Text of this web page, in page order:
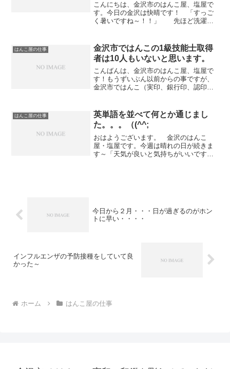
こんにちは、金沢市のはんこ屋、塩屋で
す。今日の金沢は快晴です！ 「すっご
く暑いですね～！！」 先ほど洗濯物
（笑）さて、昨日の事になりますが男性
の方から電話でお問合せ...
はんこ屋の仕事
金沢市ではんこの1級技能士取得
者は10人もいないと思います。
こんばんは、金沢市のはんこ屋、塩屋で
す！もうずいぶん以前からの事ですが、
金沢市ではんこ（実印、銀行印、認印、
の方が簡単に分かる目安として、この業
界には国家検定試験（厚...
はんこ屋の仕事
英単語を並べて何とか通じまし
た。。。（(^^;
おはようございます。 金沢のはんこ
屋・塩屋です。今週は晴れの日が続きま
す～「天気が良いと気持ちがいいです
今日から２月・・・日が過ぎるのがホン
トに早い・・・・
インフルエンザの予防接種をしていて良
かった～
ホーム はんこ屋の仕事